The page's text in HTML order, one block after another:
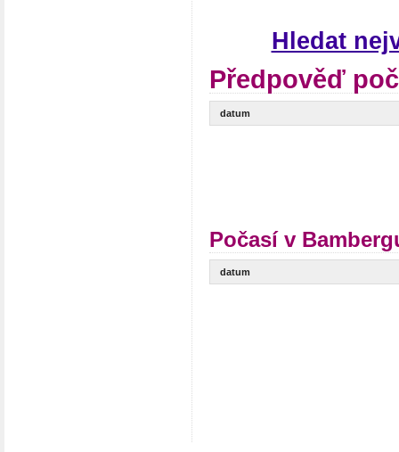
Hledat
Předpověď
datum
Počasí v
datum